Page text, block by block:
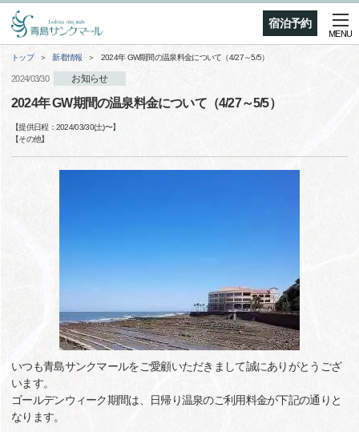
宿泊予約
MENU
トップ 新着情報 2024年 GW期間の温泉料金について（4/27～5/5）
2024/03/30 お知らせ
2024年 GW期間の温泉料金について（4/27～5/5）
【提供日程： 2024/03/30(土)〜】
【その他】
いつも青島サンクマールをご愛顧いただきまして誠にありがとうござ
います。
ゴールデンウィーク期間は、日帰り温泉のご利用料金が下記の通りと
なります。